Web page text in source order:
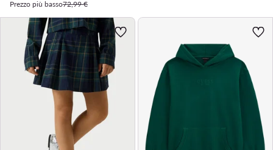
Prezzo più basso72,99 €